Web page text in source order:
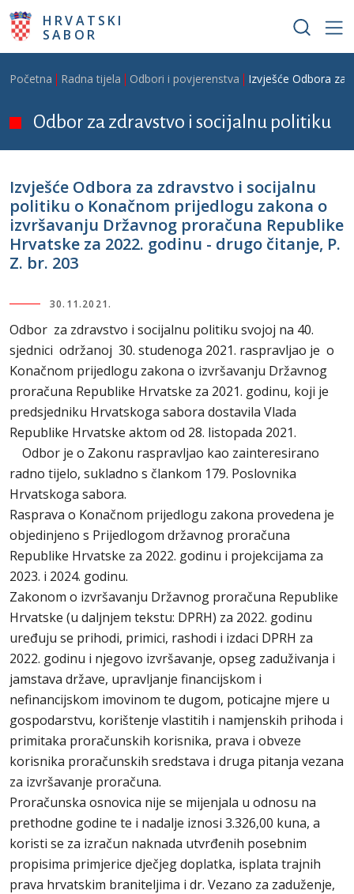
Skoči na glavni sadržaj
HRVATSKI
SABOR
Breadcrumb
Početna Radna tijela Odbori i povjerenstva Izvješće Odbora za
Odbor za zdravstvo i socijalnu politiku
Izvješće Odbora za zdravstvo i socijalnu
politiku o Konačnom prijedlogu zakona o
izvršavanju Državnog proračuna Republike
Hrvatske za 2022. godinu - drugo čitanje, P.
Z. br. 203
30.11.2021.
Odbor za zdravstvo i socijalnu politiku svojoj na 40.
sjednici održanoj 30. studenoga 2021. raspravljao je o
Konačnom prijedlogu zakona o izvršavanju Državnog
proračuna Republike Hrvatske za 2021. godinu, koji je
predsjedniku Hrvatskoga sabora dostavila Vlada
Republike Hrvatske aktom od 28. listopada 2021.
Odbor je o Zakonu raspravljao kao zainteresirano
radno tijelo, sukladno s člankom 179. Poslovnika
Hrvatskoga sabora.
Rasprava o Konačnom prijedlogu zakona provedena je
objedinjeno s Prijedlogom državnog proračuna
Republike Hrvatske za 2022. godinu i projekcijama za
2023. i 2024. godinu.
Zakonom o izvršavanju Državnog proračuna Republike
Hrvatske (u daljnjem tekstu: DPRH) za 2022. godinu
uređuju se prihodi, primici, rashodi i izdaci DPRH za
2022. godinu i njegovo izvršavanje, opseg zaduživanja i
jamstava države, upravljanje financijskom i
nefinancijskom imovinom te dugom, poticajne mjere u
gospodarstvu, korištenje vlastitih i namjenskih prihoda i
primitaka proračunskih korisnika, prava i obveze
korisnika proračunskih sredstava i druga pitanja vezana
za izvršavanje proračuna.
Proračunska osnovica nije se mijenjala u odnosu na
prethodne godine te i nadalje iznosi 3.326,00 kuna, a
koristi se za izračun naknada utvrđenih posebnim
propisima primjerice dječjeg doplatka, isplata trajnih
prava hrvatskim braniteljima i dr. Vezano za zaduženje,